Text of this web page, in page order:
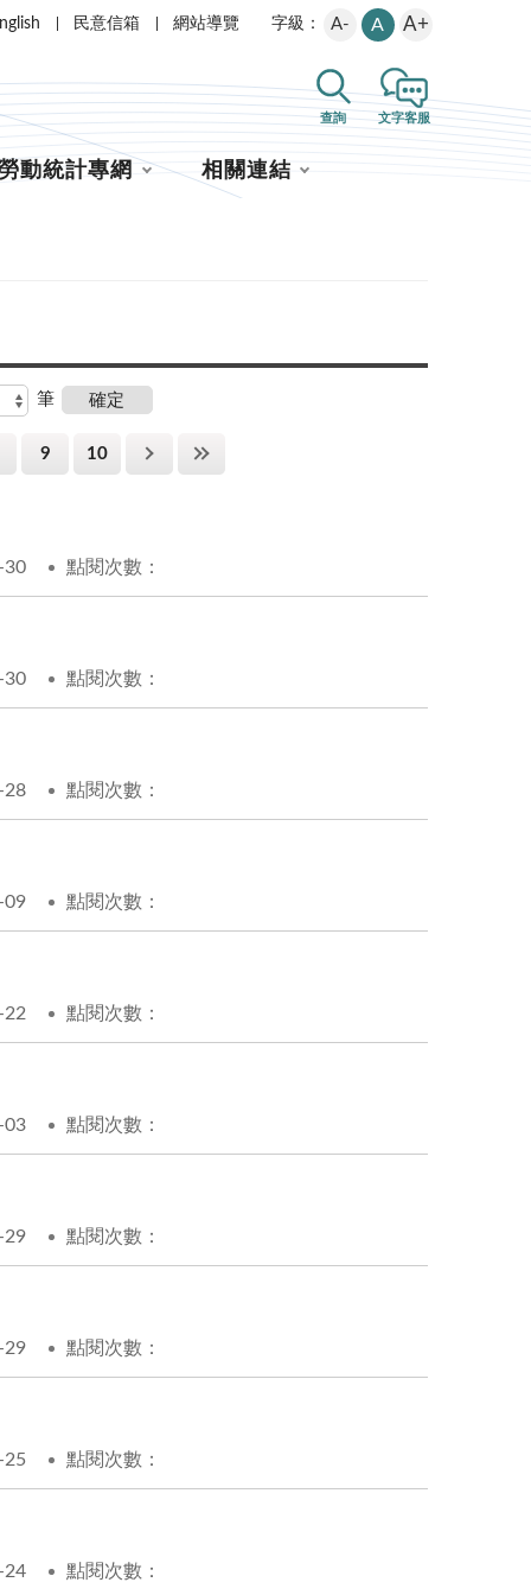
民意信箱 網站導覽 字級： A- A A+
查詢 文字客服
動統計專網 相關連結
筆
9 10
30 點閱次數：
30 點閱次數：
28 點閱次數：
09 點閱次數：
22 點閱次數：
03 點閱次數：
29 點閱次數：
29 點閱次數：
25 點閱次數：
24 點閱次數：